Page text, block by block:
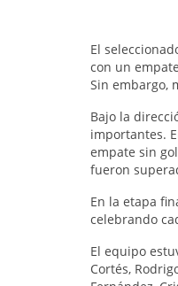
El
con un
Sin embargo,
Bajo la
importantes.
empate sin
fueron
En la etapa
celebrando
El equipo
Cortés,